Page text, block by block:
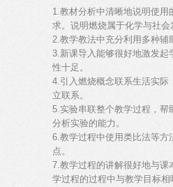
1.教材分析中清晰地说明使用
求。说明燃烧属于化学与社会
2.教学教法中充分利用多种辅
3.新课导入能够很好地激发起
性十足。
4.引入燃烧概念联系生活实际
立联系。
5.实验串联整个教学过程，帮
分析实验的能力。
6.教学过程中使用类比法等方
点。
7.教学过程的讲解很好地与课
学过程的过程中与教学目标相